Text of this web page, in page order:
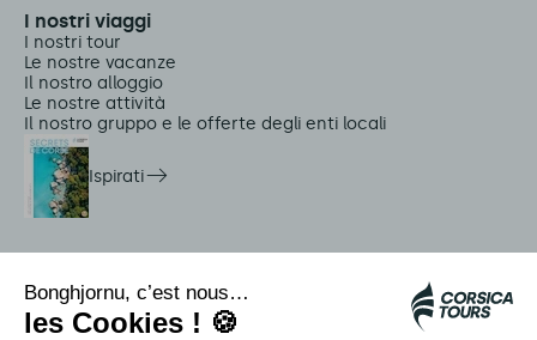
I nostri viaggi
I nostri tour
Le nostre vacanze
Il nostro alloggio
Le nostre attività
Il nostro gruppo e le offerte degli enti locali
Ispirati
Navette Citadina
Allarme meduse